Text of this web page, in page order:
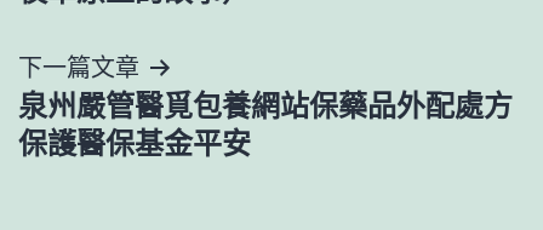
覽
下一篇文章
泉州嚴管醫覓包養網站保藥品外配處方
保護醫保基金平安